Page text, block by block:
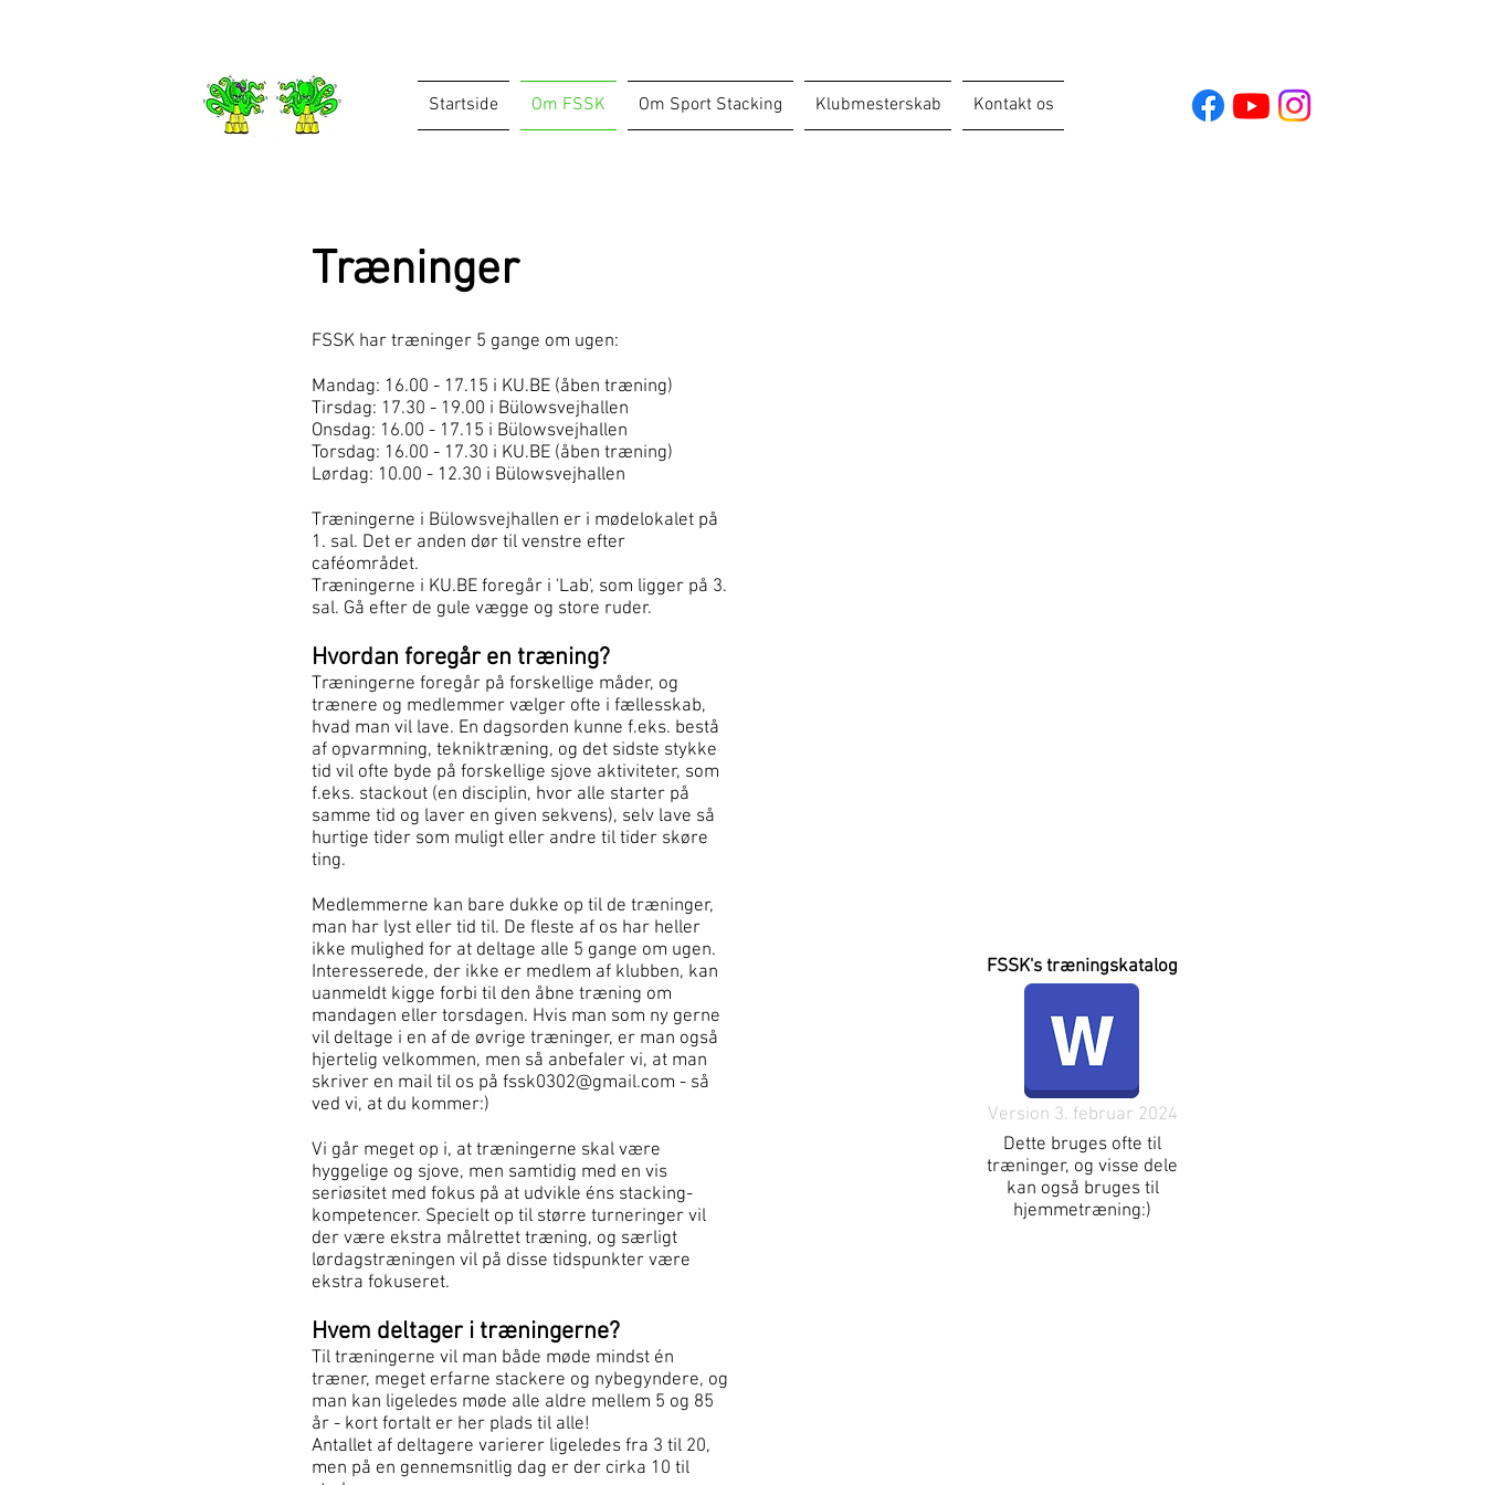
Startside Om FSSK Om Sport Stacking Klubmesterskab Kontakt os
Træninger
FSSK har træninger 5 gange om ugen:
Mandag: 16.00 - 17.15 i KU.BE (åben træning)
Tirsdag: 17.30 - 19.00 i Bülowsvejhallen
Onsdag: 16.00 - 17.15 i Bülowsvejhallen
Torsdag: 16.00 - 17.30 i KU.BE (åben træning)
Lørdag: 10.00 - 12.30 i Bülowsvejhallen
Træningerne i Bülowsvejhallen er i mødelokalet på
1. sal. Det er anden dør til venstre efter
caféområdet.
Træningerne i KU.BE foregår i 'Lab', som ligger på 3.
sal. Gå efter de gule vægge og store ruder.
Hvordan foregår en træning?
Træningerne foregår på forskellige måder, og
trænere og medlemmer vælger ofte i fællesskab,
hvad man vil lave. En dagsorden kunne f.eks. bestå
af opvarmning, tekniktræning, og det sidste stykke
tid vil ofte byde på forskellige sjove aktiviteter, som
f.eks. stackout (en disciplin, hvor alle starter på
samme tid og laver en given sekvens), selv lave så
hurtige tider som muligt eller andre til tider skøre
ting.
Medlemmerne kan bare dukke op til de træninger,
man har lyst eller tid til. De fleste af os har heller
ikke mulighed for at deltage alle 5 gange om ugen.
Interesserede, der ikke er medlem af klubben, kan
uanmeldt kigge forbi til den åbne træning om
mandagen eller torsdagen. Hvis man som ny gerne
vil deltage i en af de øvrige træninger, er man også
hjertelig velkommen, men så anbefaler vi, at man
skriver en mail til os på fssk0302@gmail.com - så
ved vi, at du kommer:)
Vi går meget op i, at træningerne skal være
hyggelige og sjove, men samtidig med en vis
seriøsitet med fokus på at udvikle éns stacking-
kompetencer. Specielt op til større turneringer vil
der være ekstra målrettet træning, og særligt
lørdagstræningen vil på disse tidspunkter være
ekstra fokuseret.
Hvem deltager i træningerne?
Til træningerne vil man både møde mindst én
træner, meget erfarne stackere og nybegyndere, og
man kan ligeledes møde alle aldre mellem 5 og 85
år - kort fortalt er her plads til alle!
Antallet af deltagere varierer ligeledes fra 3 til 20,
men på en gennemsnitlig dag er der cirka 10 til
FSSK's træningskatalog
Version 3. februar 2024
Dette bruges ofte til
træninger, og visse dele
kan også bruges til
hjemmetræning:)